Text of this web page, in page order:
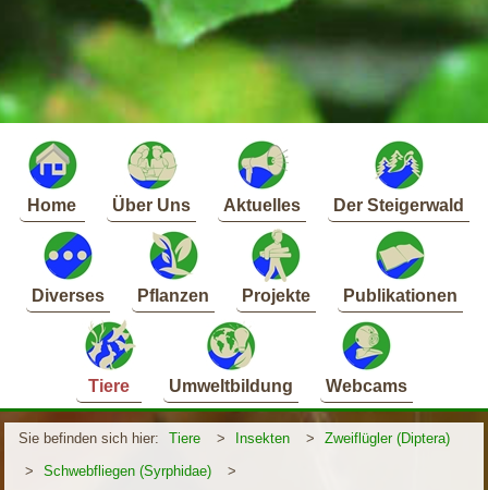
Home Über Uns Aktuelles Der Steigerwald
Diverses Pflanzen Projekte Publikationen
Tiere Umweltbildung Webcams
Sie befinden sich hier: Tiere > Insekten >
Zweiflügler (Diptera)
>
Schwebfliegen (Syrphidae)
>